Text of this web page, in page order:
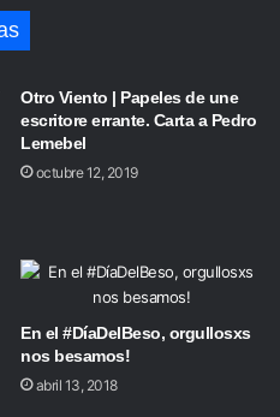
Otro Viento | Papeles de une
escritore errante. Carta a Pedro
Lemebel
octubre 12, 2019
En el #DíaDelBeso, orgullosxs
nos besamos!
abril 13, 2018